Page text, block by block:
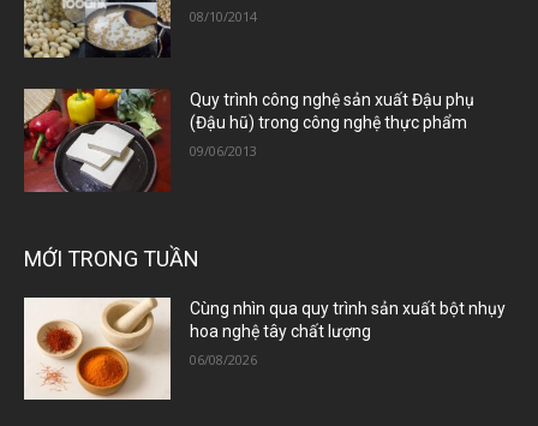
08/10/2014
Quy trình công nghệ sản xuất Đậu phụ
(Đậu hũ) trong công nghệ thực phẩm
09/06/2013
MỚI TRONG TUẦN
Cùng nhìn qua quy trình sản xuất bột nhụy
hoa nghệ tây chất lượng
06/08/2026